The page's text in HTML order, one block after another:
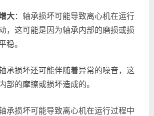
大：轴承损坏可能导致离心机在运行
，这可能是因为轴承内部的磨损或损
稳。
承损坏还可能伴随着异常的噪音，这
部的摩擦或损坏造成的。
承损坏可能导致离心机在运行过程中